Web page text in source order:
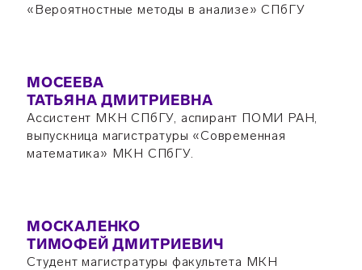
«Вероятностные методы в анализе» СПбГУ
МОСЕЕВА
ТАТЬЯНА ДМИТРИЕВНА
Ассистент МКН СПбГУ, аспирант ПОМИ РАН,
выпускница магистратуры «Современная
математика» МКН СПбГУ.
МОСКАЛЕНКО
ТИМОФЕЙ ДМИТРИЕВИЧ
Студент магистратуры факультета МКН